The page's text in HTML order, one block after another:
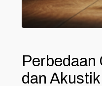
Perbedaan
dan